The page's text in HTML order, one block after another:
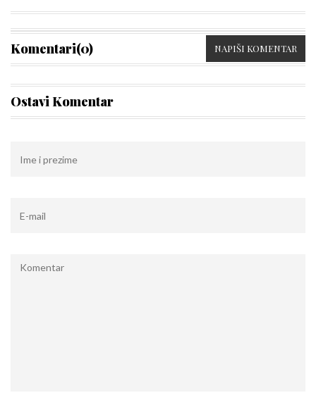
Komentari(0) NAPIŠI KOMENTAR
Ostavi Komentar